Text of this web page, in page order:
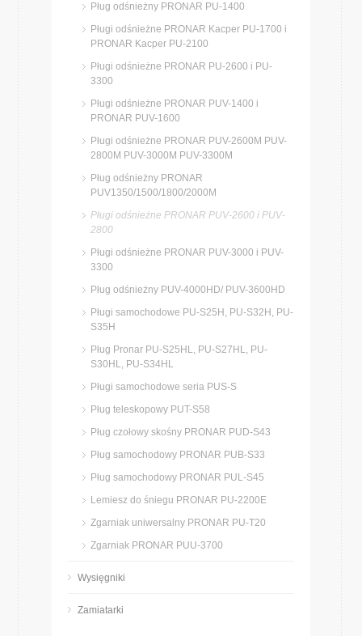
Pług odśnieżny PRONAR PU-1400
Pługi odśnieżne PRONAR Kacper PU-1700 i
PRONAR Kacper PU-2100
Pługi odśnieżne PRONAR PU-2600 i PU-
3300
Pługi odśnieżne PRONAR PUV-1400 i
PRONAR PUV-1600
Pługi odśnieżne PRONAR PUV-2600M PUV-
2800M PUV-3000M PUV-3300M
Pług odśnieżny PRONAR
PUV1350/1500/1800/2000M
Pługi odśnieżne PRONAR PUV-2600 i PUV-
2800
Pługi odśnieżne PRONAR PUV-3000 i PUV-
3300
Pług odśnieżny PUV-4000HD/ PUV-3600HD
Pługi samochodowe PU-S25H, PU-S32H, PU-
S35H
Pług Pronar PU-S25HL, PU-S27HL, PU-
S30HL, PU-S34HL
Pługi samochodowe seria PUS-S
Pług teleskopowy PUT-S58
Pług czołowy skośny PRONAR PUD-S43
Pług samochodowy PRONAR PUB-S33
Pług samochodowy PRONAR PUL-S45
Lemiesz do śniegu PRONAR PU-2200E
Zgarniak uniwersalny PRONAR PU-T20
Zgarniak PRONAR PUU-3700
Wysięgniki
Zamiatarki